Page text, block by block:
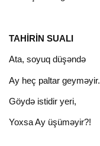
TAHİRİN SUALI
Ata, soyuq düşəndə
Ay heç paltar geyməyir.
Göydə istidir yeri,
Yoxsa Ay üşüməyir?!